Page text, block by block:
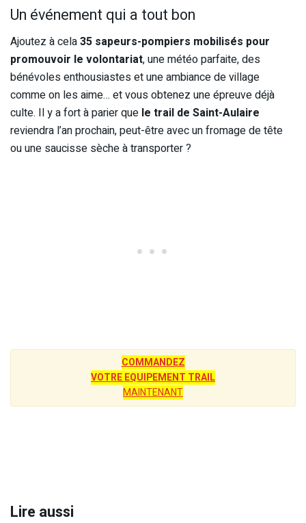
Un événement qui a tout bon
Ajoutez à cela35 sapeurs-pompiers mobilisés pour
promouvoir le volontariat, une météo parfaite, des
bénévoles enthousiastes et une ambiance de village
comme on les aime… et vous obtenez une épreuve déjà
culte. Il y a fort à parier que le trail de Saint-Aulaire
reviendra l’an prochain, peut-être avec un fromage de tête
ou une saucisse sèche à transporter ?
COMMANDEZ
VOTRE EQUIPEMENT TRAIL
MAINTENANT
Lire aussi